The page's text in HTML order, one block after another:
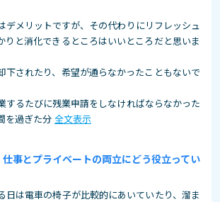
デメリットですが、その代わりにリフレッシュ
りと消化できるところはいいところだと思いま
下されたり、希望が通らなかったこともないで
するたびに残業申請をしなければならなかった
を過ぎた分 全文表示
事とプライベートの両立にどう役立ってい
日は電車の椅子が比較的にあいていたり、溜ま